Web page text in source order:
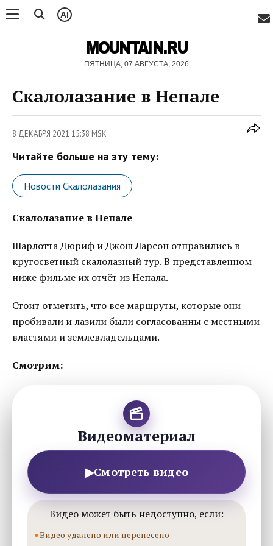
AI
MOUNTAIN.RU
ПЯТНИЦА, 07 АВГУСТА, 2026
Скалолазание в Непале
8 ДЕКАБРЯ 2021 15:38 MSK
Читайте больше на эту тему:
Новости Скалолазания
Скалолазание в Непале
Шарлотта Дюриф и Джош Ларсон отправились в
кругосветный скалолазный тур. В представленном
ниже фильме их отчёт из Непала.
Стоит отметить, что все маршруты, которые они
пробивали и лазили были согласованны с местными
властями и землевладельцами.
Смотрим:
Видеоматериал
▶Смотреть видео
Видео может быть недоступно, если:
Видео удалено или перенесено